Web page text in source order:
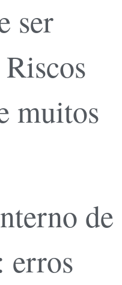
ser
muitos
de
erros